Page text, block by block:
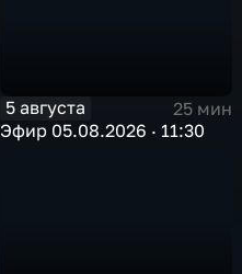
5 августа
25 мин
Эфир 05.08.2026 · 11:30